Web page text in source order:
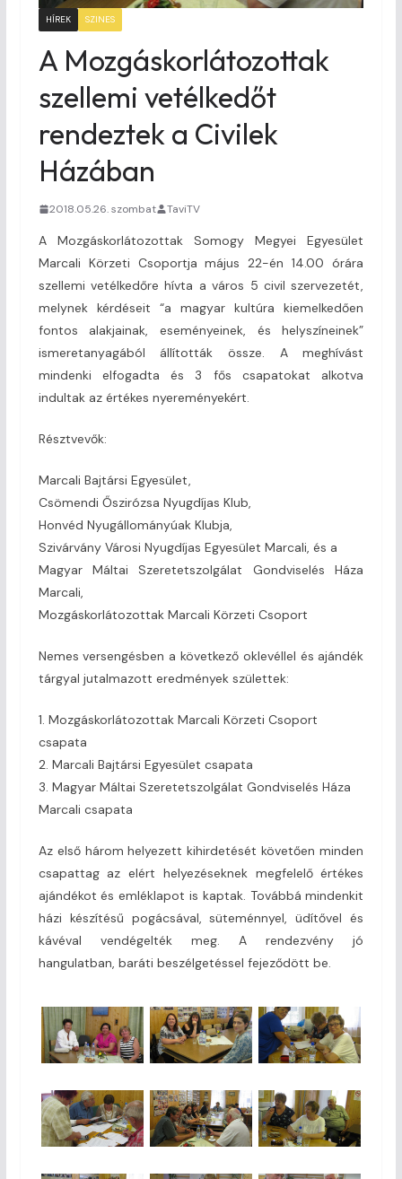
HÍREK SZINES
A Mozgáskorlátozottak
szellemi vetélkedőt
rendeztek a Civilek
Házában
2018.05.26. szombat TaviTV
A Mozgáskorlátozottak Somogy Megyei Egyesület
Marcali Körzeti Csoportja május 22-én 14.00 órára
szellemi vetélkedőre hívta a város 5 civil szervezetét,
melynek kérdéseit “a magyar kultúra kiemelkedően
fontos alakjainak, eseményeinek, és helyszíneinek”
ismeretanyagából állították össze. A meghívást
mindenki elfogadta és 3 fős csapatokat alkotva
indultak az értékes nyereményekért.
Résztvevők:
Marcali Bajtársi Egyesület,
Csömendi Őszirózsa Nyugdíjas Klub,
Honvéd Nyugállományúak Klubja,
Szivárvány Városi Nyugdíjas Egyesület Marcali, és a
Magyar Máltai Szeretetszolgálat Gondviselés Háza
Marcali,
Mozgáskorlátozottak Marcali Körzeti Csoport
Nemes versengésben a következő oklevéllel és ajándék
tárgyal jutalmazott eredmények születtek:
1. Mozgáskorlátozottak Marcali Körzeti Csoport
csapata
2. Marcali Bajtársi Egyesület csapata
3. Magyar Máltai Szeretetszolgálat Gondviselés Háza
Marcali csapata
Az első három helyezett kihirdetését követően minden
csapattag az elért helyezéseknek megfelelő értékes
ajándékot és emléklapot is kaptak. Továbbá mindenkit
házi készítésű pogácsával, süteménnyel, üdítővel és
kávéval vendégelték meg. A rendezvény jó
hangulatban, baráti beszélgetéssel fejeződött be.